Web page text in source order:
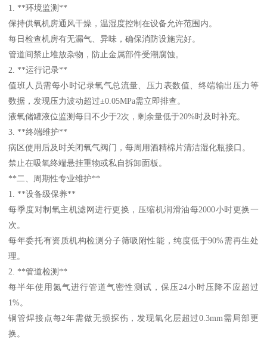
1. **环境监测**
保持供氧机房通风干燥，温湿度控制在设备允许范围内。
每日检查机房有无漏气、异味，确保消防设施完好。
管道间禁止堆放杂物，防止金属部件受潮腐蚀。
2. **运行记录**
值班人员需每小时记录氧气总流量、压力表数值、终端输出压力等
数据，发现压力波动超过±0.05MPa需立即排查。
液氧储罐液位监测每日不少于2次，剩余量低于20%时及时补充。
3. **终端维护**
病区使用后及时关闭氧气阀门，每周用酒精棉片清洁湿化瓶接口。
禁止在吸氧终端悬挂重物或私自拆卸面板。
**二、周期性专业维护**
1. **设备级保养**
每季度对制氧主机滤网进行更换，压缩机润滑油每2000小时更换一
次。
每年委托有资质机构检测分子筛吸附性能，纯度低于90%需再生处
理。
2. **管道检测**
每半年使用氮气进行管道气密性测试，保压24小时压降不应超过
1%。
铜管焊接点每2年需做无损探伤，发现氧化层超过0.3mm需局部更
换。